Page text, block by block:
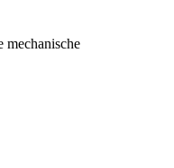
mechanische